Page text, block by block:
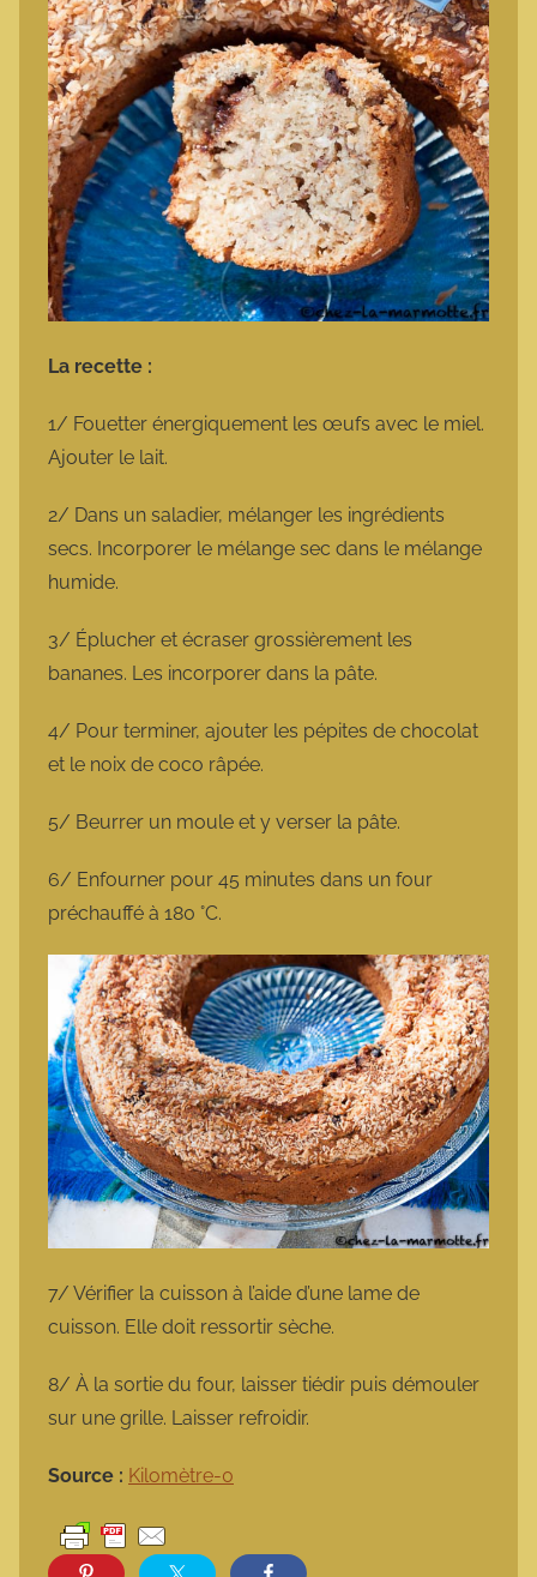
La recette :
1/ Fouetter énergiquement les œufs avec le miel.
Ajouter le lait.
2/ Dans un saladier, mélanger les ingrédients
secs. Incorporer le mélange sec dans le mélange
humide.
3/ Éplucher et écraser grossièrement les
bananes. Les incorporer dans la pâte.
4/ Pour terminer, ajouter les pépites de chocolat
et le noix de coco râpée.
5/ Beurrer un moule et y verser la pâte.
6/ Enfourner pour 45 minutes dans un four
préchauffé à 180 °C.
7/ Vérifier la cuisson à l’aide d’une lame de
cuisson. Elle doit ressortir sèche.
8/ À la sortie du four, laisser tiédir puis démouler
sur une grille. Laisser refroidir.
Source : Kilomètre-0